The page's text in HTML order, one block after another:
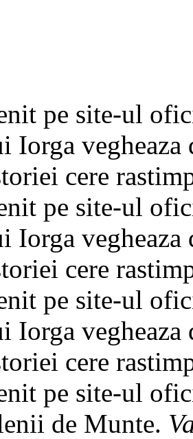
pe site-ul
Iorga
cere
pe site-ul
Iorga
cere
pe site-ul
Iorga
cere
pe site-ul
de Munte.